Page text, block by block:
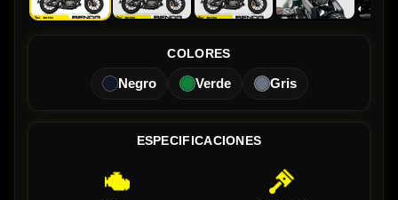
COLORES
Negro Verde Gris
ESPECIFICACIONES